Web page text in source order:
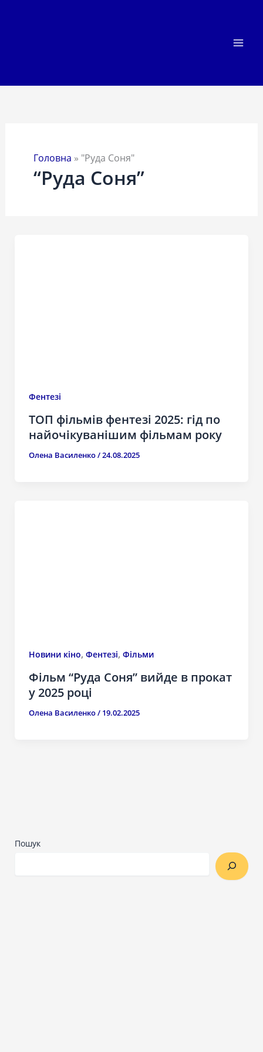
Головна » "Руда Соня"
“Руда Соня”
Фентезі
ТОП фільмів фентезі 2025: гід по
найочікуванішим фільмам року
Олена Василенко/24.08.2025
Новини кіно, Фентезі, Фільми
Фільм “Руда Соня” вийде в прокат
у 2025 році
Олена Василенко/ 19.02.2025
Пошук